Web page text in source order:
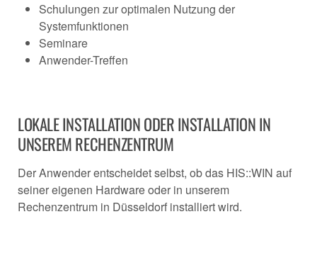
Schulungen zur optimalen Nutzung der
Systemfunktionen
Seminare
Anwender-Treffen
LOKALE INSTALLATION ODER INSTALLATION IN
UNSEREM RECHENZENTRUM
Der Anwender entscheidet selbst, ob das HIS::WIN auf
seiner eigenen Hardware oder in unserem
Rechenzentrum in Düsseldorf installiert wird.